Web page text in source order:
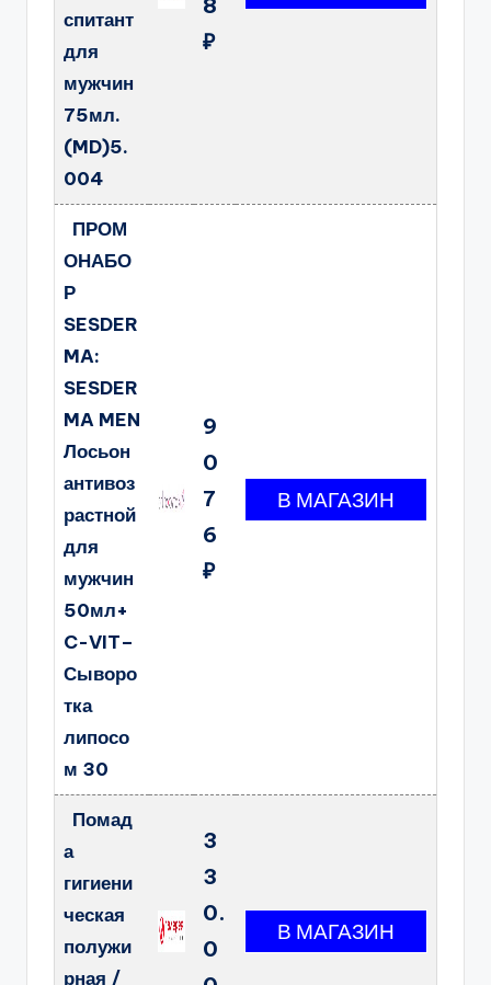
спитант
для
мужчин
75мл.
(MD)5.
004
₽
ПРОМ
ОНАБО
Р
SESDER
MA:
SESDER
MA MEN
Лосьон
антивоз
растной
для
мужчин
50мл+
C-VIT–
Сыворо
тка
липосо
м 30
9
0
7
6
₽
Помад
а
гигиени
ческая
полужи
рная /
3
3
0.
0